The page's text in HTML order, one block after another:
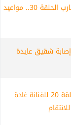
ملخص مسلسل صيد العقارب الحلقة 30.. مواعيد
الحلقة 27.. إصابة شقيق عايدة
مسلسل صيد العقارب الحلقة 20 للفنانة غادة